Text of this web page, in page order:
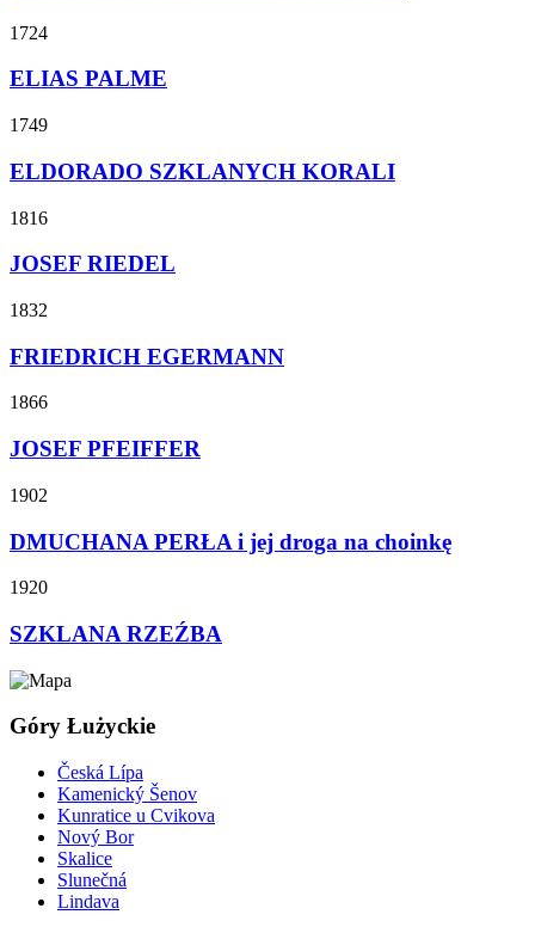
1724
ELIAS PALME
1749
ELDORADO SZKLANYCH KORALI
1816
JOSEF RIEDEL
1832
FRIEDRICH EGERMANN
1866
JOSEF PFEIFFER
1902
DMUCHANA PERŁA i jej droga na choinkę
1920
SZKLANA RZEŹBA
Góry Łużyckie
Česká Lípa
Kamenický Šenov
Kunratice u Cvikova
Nový Bor
Skalice
Slunečná
Lindava